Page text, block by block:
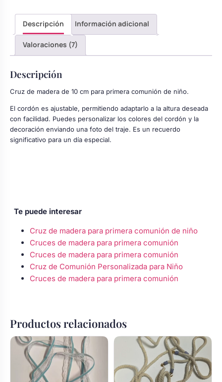
Descripción Información adicional
Valoraciones (7)
Descripción
Cruz de madera de 10 cm para primera comunión de niño.
El cordón es ajustable, permitiendo adaptarlo a la altura deseada
con facilidad. Puedes personalizar los colores del cordón y la
decoración enviando una foto del traje. Es un recuerdo
significativo para un día especial.
Te puede interesar
Cruz de madera para primera comunión de niño
Cruces de madera para primera comunión
Cruces de madera para primera comunión
Cruz de Comunión Personalizada para Niño
Cruces de madera para primera comunión
Productos relacionados